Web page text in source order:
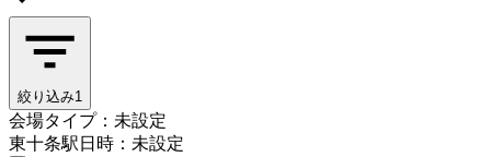
絞り込み1
会場タイプ：未設定
東十条駅日時：未設定